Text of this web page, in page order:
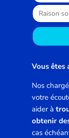
Vous êtes
Nos
votre
aider à
obtenir
cas